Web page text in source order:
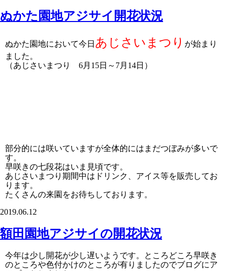
ぬかた園地アジサイ開花状況
ぬかた園地において今日 あじさいまつり が始まり
ました。
（あじさいまつり 6月15日～7月14日）
部分的には咲いていますが全体的にはまだつぼみが多いで
す。
早咲きの七段花はいま見頃です。
あじさいまつり期間中はドリンク、アイス等を販売してお
ります。
たくさんの来園をお待ちしております。
2019.06.12
額田園地アジサイの開花状況
今年は少し開花が少し遅いようです。ところどころ早咲き
のところや色付かけのところが有りましたのでブログにア